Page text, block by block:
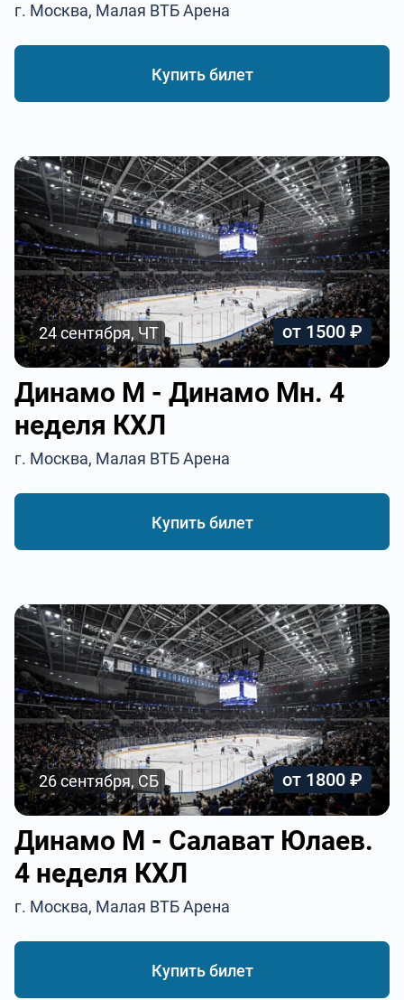
г. Москва, Малая ВТБ Арена
Купить билет
24 сентября, ЧТ от 1500 ₽
Динамо М - Динамо Мн. 4
неделя КХЛ
г. Москва, Малая ВТБ Арена
Купить билет
26 сентября, СБ от 1800 ₽
Динамо М - Салават Юлаев.
4 неделя КХЛ
г. Москва, Малая ВТБ Арена
Купить билет